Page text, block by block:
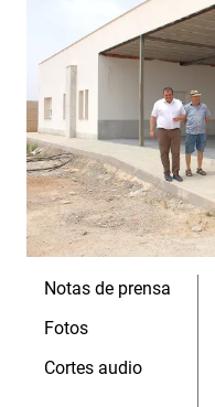
Notas de prensa
Fotos
Cortes audio